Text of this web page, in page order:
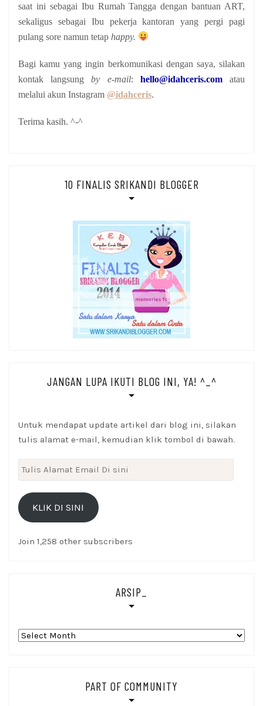
saat ini sebagai Ibu Rumah Tangga dengan bantuan ART,
sekaligus sebagai Ibu pekerja kantoran yang pergi pagi
pulang sore namun tetap happy.
Bagi kamu yang ingin berkomunikasi dengan saya, silakan
kontak langsungby e-mail: hello@idahceris.com
atau
melalui akun Instagram @idahceris.
Terima kasih. ^-^
10 FINALIS SRIKANDI BLOGGER
JANGAN LUPA IKUTI BLOG INI, YA! ^_^
Untuk mendapat update artikel dari blog ini, silakan
tulis alamat e-mail, kemudian klik tombol di bawah.
Tulis
Alamat
Email
KLIK DI SINI
Join 1,258 other subscribers
ARSIP_
Arsip_
PART OF COMMUNITY